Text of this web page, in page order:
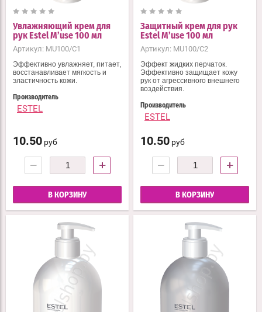
Увлажняющий крем для
рук Estel M’use 100 мл
Артикул: MU100/C1
Эффективно увлажняет, питает,
восстанавливает мягкость и
эластичность кожи.
Производитель
ESTEL
10.50 руб
− +
В КОРЗИНУ
Защитный крем для рук
Estel M’use 100 мл
Артикул: MU100/C2
Эффект жидких перчаток.
Эффективно защищает кожу
рук от агрессивного внешнего
воздействия.
Производитель
ESTEL
10.50 руб
− +
В КОРЗИНУ